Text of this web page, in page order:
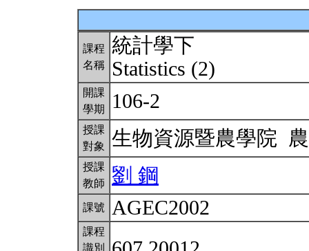
課程
名稱
統計學下
Statistics (2)
開課
學期
106-2
授課
對象
生物資源暨農學院
授課
教師
劉 鋼
課號 AGEC2002
課程
識別